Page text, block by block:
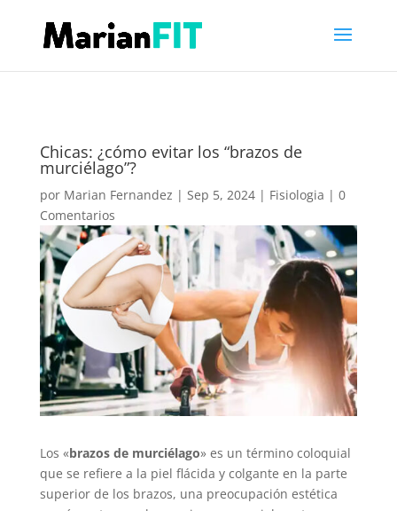
Chicas: ¿cómo evitar los “brazos de
murciélago”?
por Marian Fernandez | Sep 5, 2024| Fisiologia | 0
Comentarios
Los «brazos de murciélago» es un término coloquial
que se refiere a la piel flácida y colgante en la parte
superior de los brazos, una preocupación estética